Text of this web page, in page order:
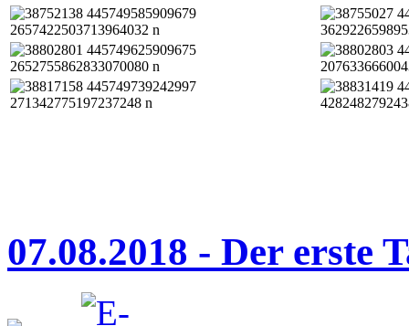
07.08.2018 - Der erste